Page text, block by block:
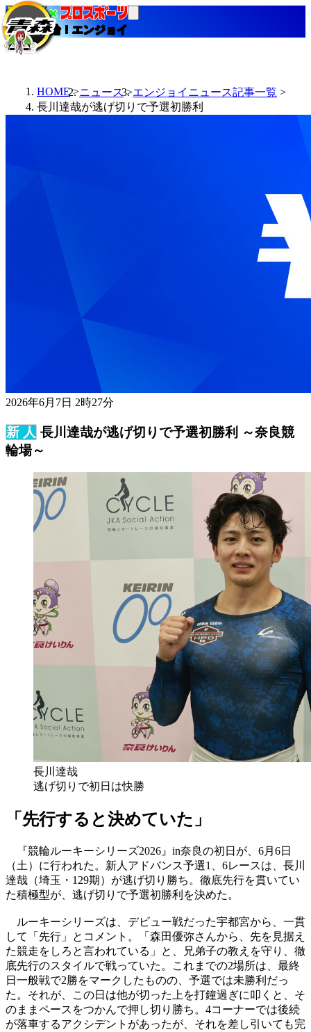
当たる競輪！エンジョイ
HOME ニュース
エンジョイニュース記事一覧
長川達哉が逃げ切りで予選初勝利
2026年6月7日 2時27分
長川達哉が逃げ切りで予選初勝利 ～奈良競
輪場～
長川達哉
逃げ切りで初日は快勝
「先行すると決めていた」
『競輪ルーキーシリーズ2026』in奈良の初日が、6月6日
（土）に行われた。新人アドバンス予選1、6レースは、長川
達哉（埼玉・129期）が逃げ切り勝ち。徹底先行を貫いてい
た積極型が、逃げ切りで予選初勝利を決めた。
ルーキーシリーズは、デビュー戦だった宇都宮から、一貫
して「先行」とコメント。「森田優弥さんから、先を見据え
た競走をしろと言われている」と、兄弟子の教えを守り、徹
底先行のスタイルで戦っていた。これまでの2場所は、最終
日一般戦で2勝をマークしたものの、予選では未勝利だっ
た。それが、この日は他が切った上を打鐘過ぎに叩くと、そ
のままペースをつかんで押し切り勝ち。4コーナーでは後続
が落車するアクシデントがあったが、それを差し引いても完